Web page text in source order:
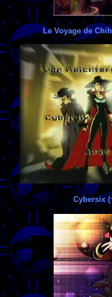
Le Voyage de
Cybersix (